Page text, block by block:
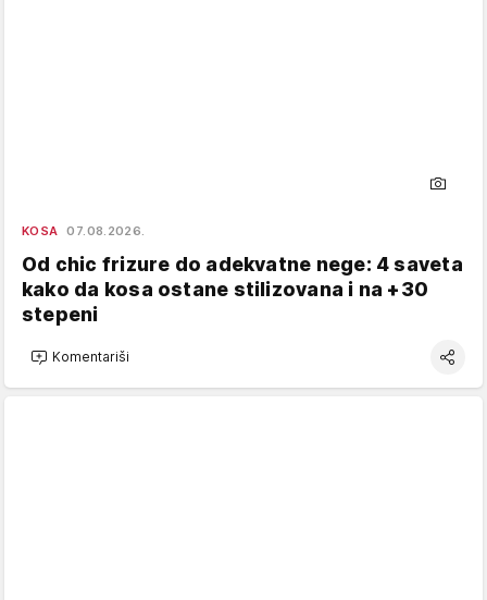
KOSA 07.08.2026.
Od chic frizure do adekvatne nege: 4 saveta
kako da kosa ostane stilizovana i na +30
stepeni
Komentariši